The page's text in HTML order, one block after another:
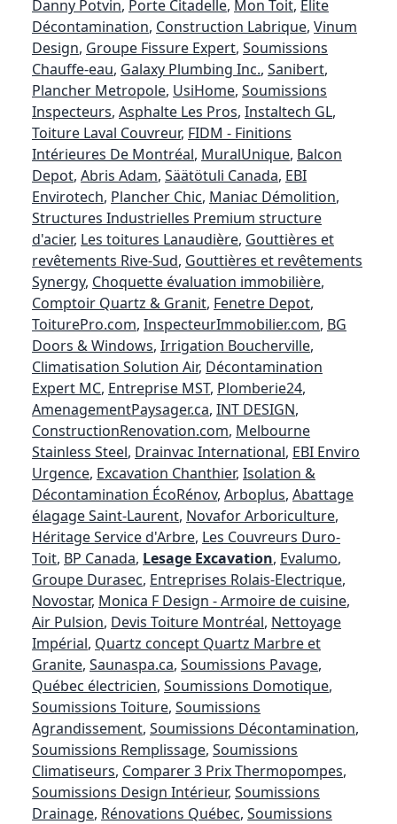
Danny Potvin, Porte Citadelle, Mon Toit, Élite
Décontamination, Construction Labrique, Vinum
Design, Groupe Fissure Expert, Soumissions
Chauffe-eau, Galaxy Plumbing Inc., Sanibert,
Plancher Metropole, UsiHome, Soumissions
Inspecteurs, Asphalte Les Pros, Instaltech GL,
Toiture Laval Couvreur, FIDM - Finitions
Intérieures De Montréal, MuralUnique, Balcon
Depot, Abris Adam, Säätötuli Canada, EBI
Envirotech, Plancher Chic, Maniac Démolition,
Structures Industrielles Premium structure
d'acier, Les toitures Lanaudière, Gouttières et
revêtements Rive-Sud, Gouttières et revêtements
Synergy, Choquette évaluation immobilière,
Comptoir Quartz & Granit, Fenetre Depot,
ToiturePro.com, InspecteurImmobilier.com, BG
Doors & Windows, Irrigation Boucherville,
Climatisation Solution Air, Décontamination
Expert MC, Entreprise MST, Plomberie24,
AmenagementPaysager.ca, INT DESIGN,
ConstructionRenovation.com, Melbourne
Stainless Steel, Drainvac International, EBI Enviro
Urgence, Excavation Chanthier, Isolation &
Décontamination ÉcoRénov, Arboplus, Abattage
élagage Saint-Laurent, Novafor Arboriculture,
Héritage Service d'Arbre, Les Couvreurs Duro-
Toit, BP Canada, Lesage Excavation, Evalumo,
Groupe Durasec, Entreprises Rolais-Electrique,
Novostar, Monica F Design - Armoire de cuisine,
Air Pulsion, Devis Toiture Montréal, Nettoyage
Impérial, Quartz concept Quartz Marbre et
Granite, Saunaspa.ca, Soumissions Pavage,
Québec électricien, Soumissions Domotique,
Soumissions Toiture, Soumissions
Agrandissement, Soumissions Décontamination,
Soumissions Remplissage, Soumissions
Climatiseurs, Comparer 3 Prix Thermopompes,
Soumissions Design Intérieur, Soumissions
Drainage, Rénovations Québec, Soumissions